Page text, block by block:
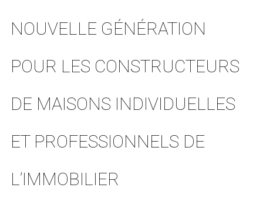
NOUVELLE GÉNÉRATION
POUR LES CONSTRUCTEURS
DE MAISONS INDIVIDUELLES
ET PROFESSIONNELS DE
L’IMMOBILIER